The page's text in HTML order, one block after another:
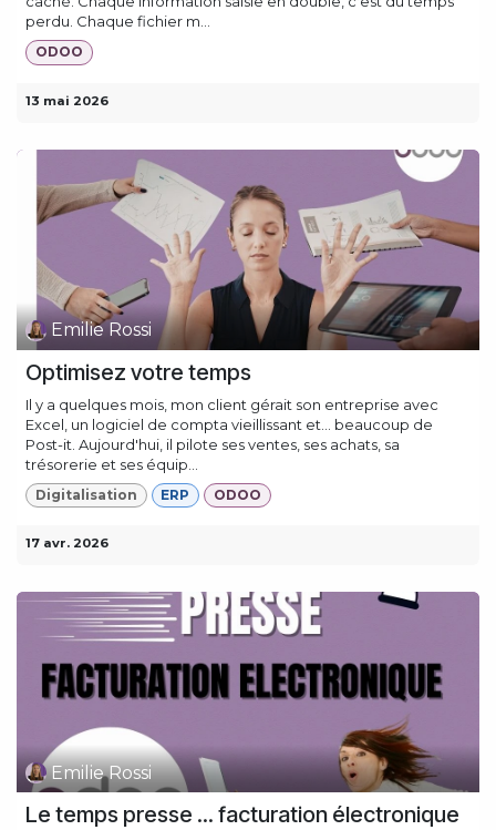
perdu. Chaque fichier m...
ODOO
13 mai 2026
Emilie Rossi
Optimisez votre temps
Il y a quelques mois, mon client gérait son entreprise avec
Excel, un logiciel de compta vieillissant et… beaucoup de
Post-it. Aujourd'hui, il pilote ses ventes, ses achats, sa
trésorerie et ses équip...
Digitalisation ERP ODOO
17 avr. 2026
Emilie Rossi
Le temps presse ... facturation électronique